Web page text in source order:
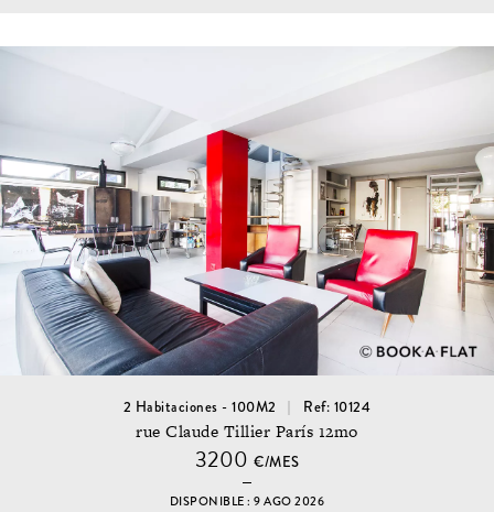
2 Habitaciones - 100M2 Ref: 10124
rue Claude Tillier París 12mo
3200 €/MES
DISPONIBLE : 9 AGO 2026